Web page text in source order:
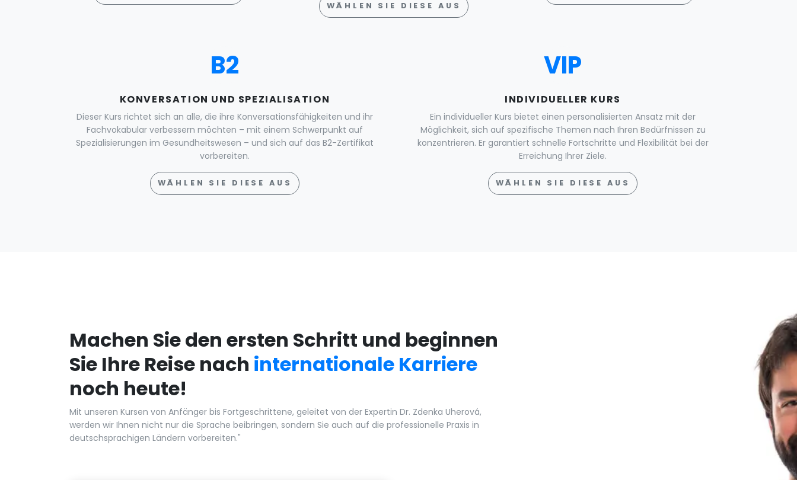
WÄHLEN SIE DIESE AUS
B2
KONVERSATION UND SPEZIALISATION
Dieser Kurs richtet sich an alle, die ihre Konversationsfähigkeiten und ihr
Fachvokabular verbessern möchten – mit einem Schwerpunkt auf
Spezialisierungen im Gesundheitswesen – und sich auf das B2-Zertifikat
vorbereiten.
WÄHLEN SIE DIESE AUS
VIP
INDIVIDUELLER KURS
Ein individueller Kurs bietet einen personalisierten Ansatz mit der
Möglichkeit, sich auf spezifische Themen nach Ihren Bedürfnissen zu
konzentrieren. Er garantiert schnelle Fortschritte und Flexibilität bei der
Erreichung Ihrer Ziele.
WÄHLEN SIE DIESE AUS
Machen Sie den ersten Schritt und beginnen
Sie Ihre Reise nach internationale Karriere
noch heute!
Mit unseren Kursen von Anfänger bis Fortgeschrittene, geleitet von der Expertin Dr. Zdenka Uherová,
werden wir Ihnen nicht nur die Sprache beibringen, sondern Sie auch auf die professionelle Praxis in
deutschsprachigen Ländern vorbereiten."